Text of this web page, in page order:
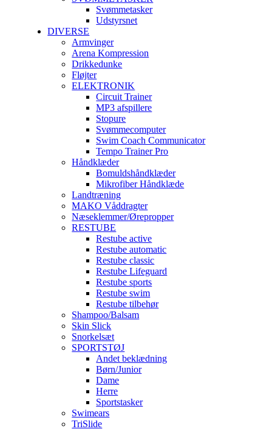
Svømmetasker
Udstyrsnet
DIVERSE
Armvinger
Arena Kompression
Drikkedunke
Fløjter
ELEKTRONIK
Circuit Trainer
MP3 afspillere
Stopure
Svømmecomputer
Swim Coach Communicator
Tempo Trainer Pro
Håndklæder
Bomuldshåndklæder
Mikrofiber Håndklæde
Landtræning
MAKO Våddragter
Næseklemmer/Ørepropper
RESTUBE
Restube active
Restube automatic
Restube classic
Restube Lifeguard
Restube sports
Restube swim
Restube tilbehør
Shampoo/Balsam
Skin Slick
Snorkelsæt
SPORTSTØJ
Andet beklædning
Børn/Junior
Dame
Herre
Sportstasker
Swimears
TriSlide